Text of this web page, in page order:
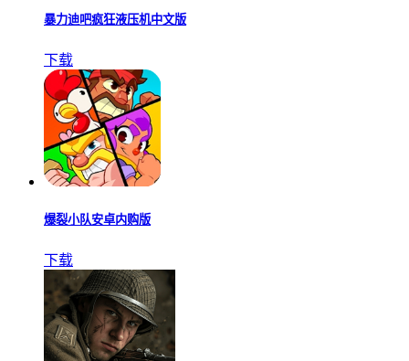
暴力迪吧疯狂液压机中文版
下载
爆裂小队安卓内购版
下载